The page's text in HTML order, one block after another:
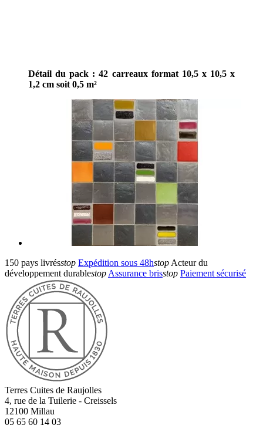
Détail du pack : 42 carreaux format 10,5 x 10,5 x
1,2 cm soit 0,5 m²
150 pays livrésstop Expédition sous 48hstop Acteur du
développement durablestop Assurance brisstop Paiement sécurisé
Terres Cuites de Raujolles
4, rue de la Tuilerie - Creissels
12100 Millau
05 65 60 14 03